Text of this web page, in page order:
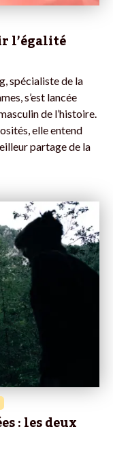
l’égalité
spécialiste de la
s’est lancée
de l’histoire.
elle entend
partage de la
: les deux